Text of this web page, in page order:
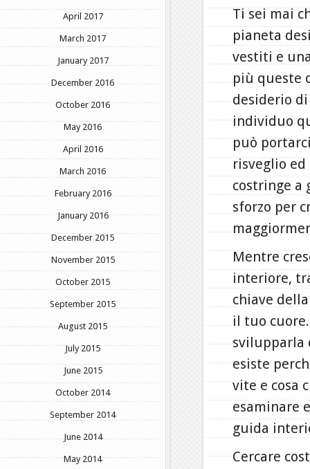
April 2017
March 2017
January 2017
December 2016
October 2016
May 2016
April 2016
March 2016
February 2016
January 2016
December 2015
November 2015
October 2015
September 2015
August 2015
July 2015
June 2015
October 2014
September 2014
June 2014
May 2014
Ti sei mai
pianeta
vestiti e
più queste
desiderio
individuo
può
risveglio ed
costringe a
sforzo per
Mentre
interiore,
chiave
il tuo
svilupparla
esiste
vite e cosa
esaminare
guida
Cercare